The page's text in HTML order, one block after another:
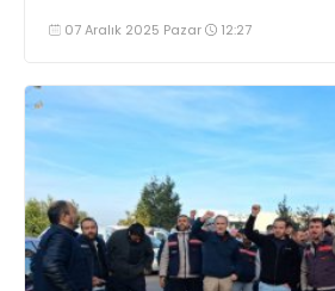
07 Aralık 2025 Pazar 12:27